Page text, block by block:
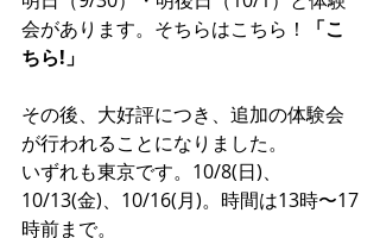
会があります。そちらはこちら！
「こ
ちら!」
その後、大好評につき、追加の体験会
が行われることになりました。
いずれも東京です。10/8(日)、
10/13(金)、10/16(月)。時間は13時〜17
時前まで。